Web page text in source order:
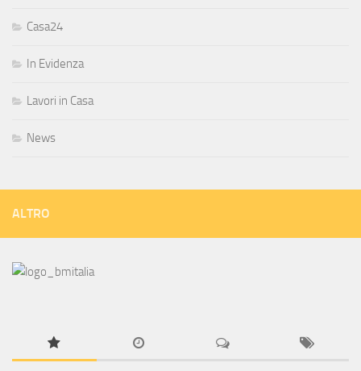
Casa24
In Evidenza
Lavori in Casa
News
ALTRO